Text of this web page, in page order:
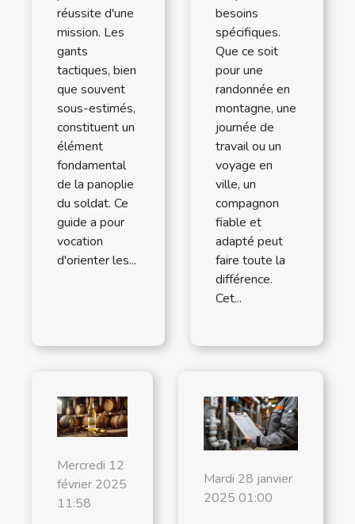
réussite d'une
mission. Les
gants
tactiques, bien
que souvent
sous-estimés,
constituent un
élément
fondamental
de la panoplie
du soldat. Ce
guide a pour
vocation
d'orienter les...
besoins
spécifiques.
Que ce soit
pour une
randonnée en
montagne, une
journée de
travail ou un
voyage en
ville, un
compagnon
fiable et
adapté peut
faire toute la
différence.
Cet...
Mercredi 12
février 2025
11:58
Mardi 28 janvier
2025 01:00